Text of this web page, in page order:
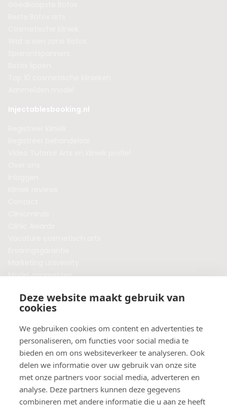
Deze website maakt gebruik van
cookies
We gebruiken cookies om content en advertenties te
personaliseren, om functies voor social media te
bieden en om ons websiteverkeer te analyseren. Ook
delen we informatie over uw gebruik van onze site
met onze partners voor social media, adverteren en
analyse. Deze partners kunnen deze gegevens
combineren met andere informatie die u aan ze heeft
Injectablesbooking.nl
Model aanmelden
Algemene voorwaarden
Privacybeleid
Veelgestelde vragen
Botox behandeling in jouw regio?
Vergelijk klinieken per provincie
Botox Amsterdam
Botox Rotterdam
Botox Utrecht